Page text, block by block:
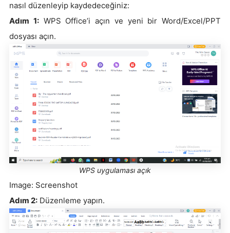
nasıl düzenleyip kaydedeceğiniz:
Adım 1:WPS Office’i açın ve yeni bir Word/Excel/PPT
dosyası açın.
WPS uygulaması açık
Image: Screenshot
Adım 2: Düzenleme yapın.